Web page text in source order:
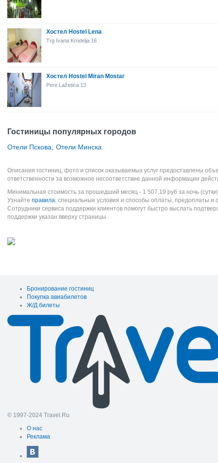
Хостел Hostel Lena
Trg Ivana Krndelja 16
Хостел Hostel Miran Mostar
Pere Lažetića 13
Гостиницы популярных городов
Отели Пскова Отели Минска
Описания гостиниц, фото и список оказываемых услуг предоставлены
ответственности за возможное несоответствие данной информации
Минимальная стоимость за прошедший месяц - 1 507,19 руб за ночь
Узнайте правила, специальные условия и способы оплаты, предоплаты и
Сотрудники сервиса поддержки клиентов помогут быстро выслать
поддержки указан вверху страницы.
Бронирование гостиниц
Покупка авиабилетов
Ж/Д билеты
© 1997-2024 Travel.Ru
О нас
Реклама